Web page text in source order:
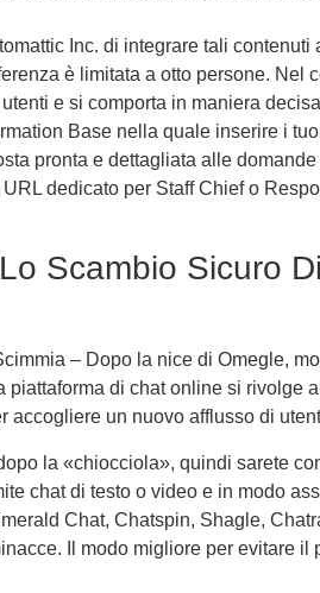
Inc. di integrare tali contenuti
è limitata a otto persone. Nel
e si comporta in maniera
Base nella quale inserire i
pronta e dettagliata alle
dedicato per Staff Chief o
Scambio Sicuro
– Dopo la nice di Omegle,
di chat online si rivolge
accogliere un nuovo afflusso di
la «chiocciola», quindi sarete
chat di testo o video e in modo
Chat, Chatspin, Shagle,
Il modo migliore per evitare il